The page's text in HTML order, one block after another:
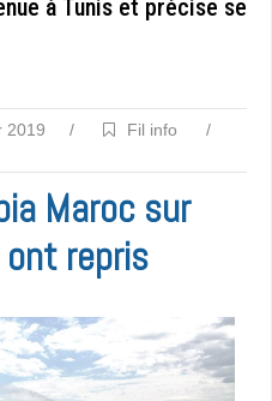
à Tunis et précise se
2019 / Fil info
/
Maroc sur
repris